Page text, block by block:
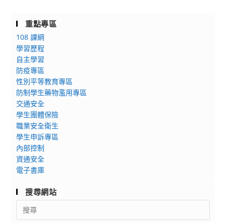
重點專區
108 課綱
學習歷程
自主學習
防疫專區
性別平等教育專區
防制學生藥物濫用專區
交通安全
學生團體保險
職業安全衛生
學生申訴專區
內部控制
資通安全
電子書庫
搜尋網站
Search
for: